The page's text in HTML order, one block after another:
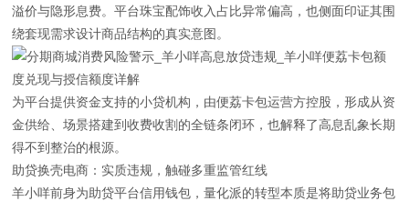
溢价与隐形息费。平台珠宝配饰收入占比异常偏高，也侧面印证其围
绕套现需求设计商品结构的真实意图。
为平台提供资金支持的小贷机构，由便荔卡包运营方控股，形成从资
金供给、场景搭建到收费收割的全链条闭环，也解释了高息乱象长期
得不到整治的根源。
助贷换壳电商：实质违规，触碰多重监管红线
羊小咩前身为助贷平台信用钱包，量化派的转型本质是将助贷业务包